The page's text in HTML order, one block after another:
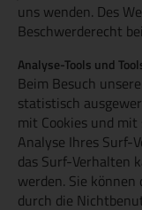
uns wenden. Des
Beschwerderecht
Analyse-Tools und
Beim Besuch
statistisch
mit Cookies und
Analyse Ihres Surf-
das Surf-Verhalten
werden. Sie
durch die